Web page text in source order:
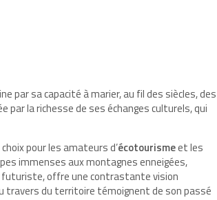
par sa capacité à marier, au fil des siècles, des
la richesse de ses échanges culturels, qui
pour les amateurs d’écotourismeet les
immenses aux montagnes enneigées,
futuriste, offre une contrastante vision
travers du territoire témoignent de son passé